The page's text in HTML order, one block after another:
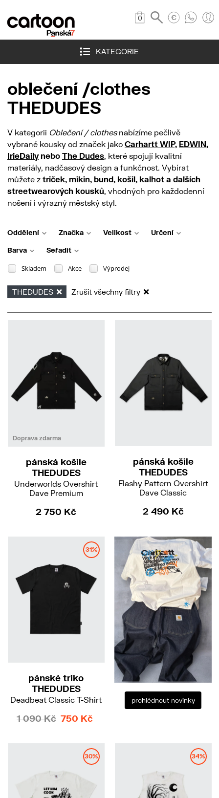
0
KATEGORIE
oblečení /clothes
THEDUDES
V kategorii Oblečení / clothesnabízíme pečlivě
vybrané kousky od značek jako Carhartt WIP, EDWIN,
IrieDailynebo The Dudes, které spojují kvalitní
materiály, nadčasový design a funkčnost. Vybírat
můžete z triček, mikin, bund, košil, kalhot a dalších
streetwearových kousků, vhodných pro každodenní
nošení i výrazný městský styl.
Oddělení Značka Velikost Určení
Barva Seřadit
Skladem Akce Výprodej
THEDUDES Zrušit všechny filtry
Doprava zdarma
XL
pánská košile
THEDUDES
Underworlds Overshirt
Dave Premium
2 750 Kč
pánská košile
THEDUDES
Flashy Pattern Overshirt
Dave Classic
2 490 Kč
31%
pánské triko
THEDUDES
Deadbeat Classic T-Shirt
1 090 Kč 750 Kč
prohlédnout novinky
30% 34%